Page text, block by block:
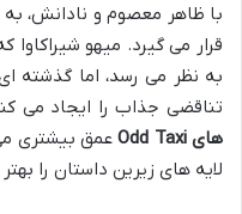
با ظاهر معصوم و نادانش،
قرار می گیرد. میهو
به نظر می رسد، اما گذشته
تناقضی جذاب را ایجاد می
های Odd Taxi
عمق بیشتری
لایه های زیرین داستان را